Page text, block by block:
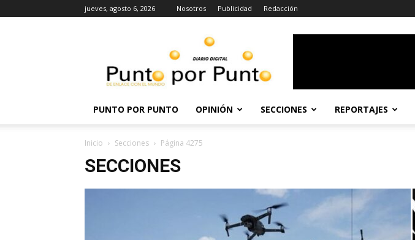
jueves, agosto 6, 2026 Nosotros Publicidad Redacción
Punto
PUNTO POR PUNTO OPINIÓN SECCIONES REPORTAJES
Inicio Secciones Página 4275
SECCIONES